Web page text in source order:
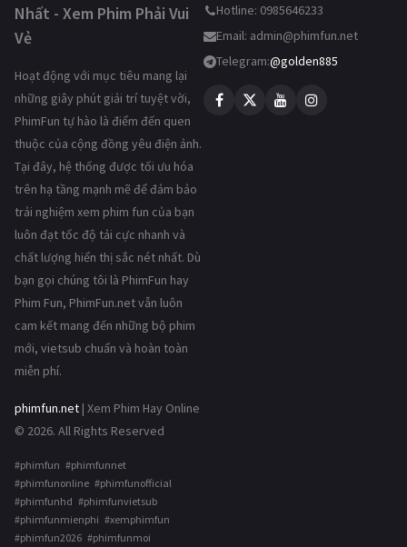
Nhất - Xem Phim Phải Vui
Vẻ
Hoạt động với mục tiêu mang lại
những giây phút giải trí tuyệt vời,
PhimFun tự hào là điểm đến quen
thuộc của cộng đồng yêu điện ảnh.
Tại đây, hệ thống được tối ưu hóa
trên hạ tầng mạnh mẽ để đảm bảo
trải nghiệm xem phim fun của bạn
luôn đạt tốc độ tải cực nhanh và
chất lượng hiển thị sắc nét nhất. Dù
bạn gọi chúng tôi là PhimFun hay
Phim Fun, PhimFun.net vẫn luôn
cam kết mang đến những bộ phim
mới, vietsub chuẩn và hoàn toàn
miễn phí.
phimfun.net | Xem Phim Hay Online
© 2026. All Rights Reserved
#phimfun #phimfunnet
#phimfunonline #phimfunofficial
#phimfunhd #phimfunvietsub
#phimfunmienphi #xemphimfun
#phimfun2026 #phimfunmoi
Hotline: 0985646233
Email: admin@phimfun.net
Telegram:@golden885